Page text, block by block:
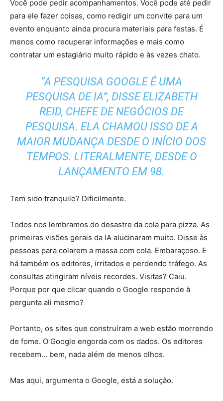
Você pode pedir acompanhamentos. Você pode até pedir
para ele fazer coisas, como redigir um convite para um
evento enquanto ainda procura materiais para festas. É
menos como recuperar informações e mais como
contratar um estagiário muito rápido e às vezes chato.
“A PESQUISA GOOGLE É UMA
PESQUISA DE IA”, DISSE ELIZABETH
REID, CHEFE DE NEGÓCIOS DE
PESQUISA. ELA CHAMOU ISSO DE A
MAIOR MUDANÇA DESDE O INÍCIO DOS
TEMPOS. LITERALMENTE, DESDE O
LANÇAMENTO EM 98.
Tem sido tranquilo? Dificilmente.
Todos nos lembramos do desastre da cola para pizza. As
primeiras visões gerais da IA ​​​​alucinaram muito. Disse às
pessoas para colarem a massa com cola. Embaraçoso. E
há também os editores, irritados e perdendo tráfego. As
consultas atingiram níveis recordes. Visitas? Caiu.
Porque por que clicar quando o Google responde à
pergunta ali mesmo?
Portanto, os sites que construíram a web estão morrendo
de fome. O Google engorda com os dados. Os editores
recebem… bem, nada além de menos olhos.
Mas aqui, argumenta o Google, está a solução.